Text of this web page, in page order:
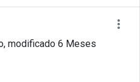
modificado 6 Meses